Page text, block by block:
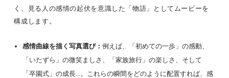
く、見る人の感情の起伏を意識した「物語」としてムービーを
構成します。
感情曲線を描く写真選び： 例えば、「初めての一歩」の感動、
「いたずら」の微笑ましさ、「家族旅行」の楽しさ、そして
「卒園式」の成長…。これらの瞬間をどのように配置すれば、感